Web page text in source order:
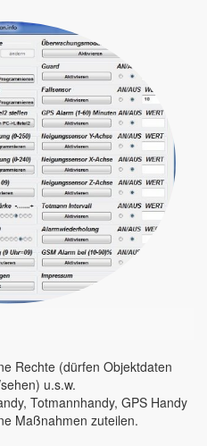
Rechte (dürfen Objektdaten
u.s.w.
Totmannhandy, GPS Handy
Maßnahmen zuteilen.